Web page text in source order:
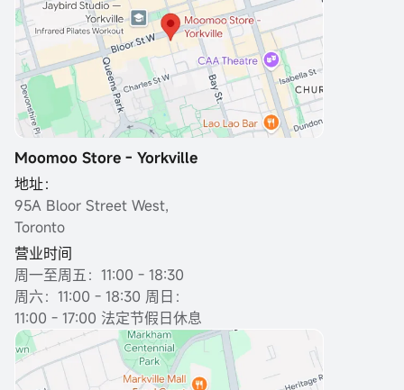
Moomoo Store - Yorkville
地址：
95A Bloor Street West,
Toronto
营业时间
周一至周五：11:00 - 18:30
周六：11:00 - 18:30 周日：
11:00 - 17:00 法定节假日休息